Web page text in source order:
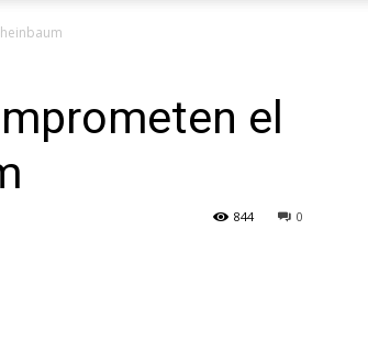
Evolución
el
0
844